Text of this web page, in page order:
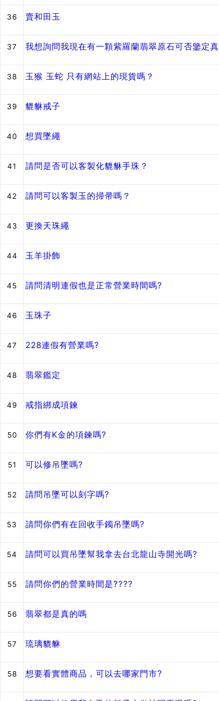
36 賣和田玉
37 我想詢問我現在有一顆紫羅蘭翡翠原石可否鑒定
38 玉猴 玉蛇 只有網站上的現貨嗎？
39 貔貅戒子
40 想買墜繩
41 請問是否可以客製化貔貅手珠？
42 請問可以客製玉的掃帚嗎？
43 更換天珠繩
44 玉羊掛飾
45 請問清明連假也是正常營業時間嗎?
46 玉珠子
47 228連假有營業嗎?
48 翡翠鑑定
49 戒指綁成項鍊
50 你們有K金的項鍊嗎?
51 可以修吊墜嗎?
52 請問吊墜可以刻字嗎?
53 請問你們有在回收手鐲吊墜嗎?
54 請問可以買吊墜幫我拿去台北龍山寺開光嗎?
55 請問你們的營業時間是????
56 翡翠都是真的嗎
57 琉璃貔貅
58 想要看實體商品，可以去哪家門市?